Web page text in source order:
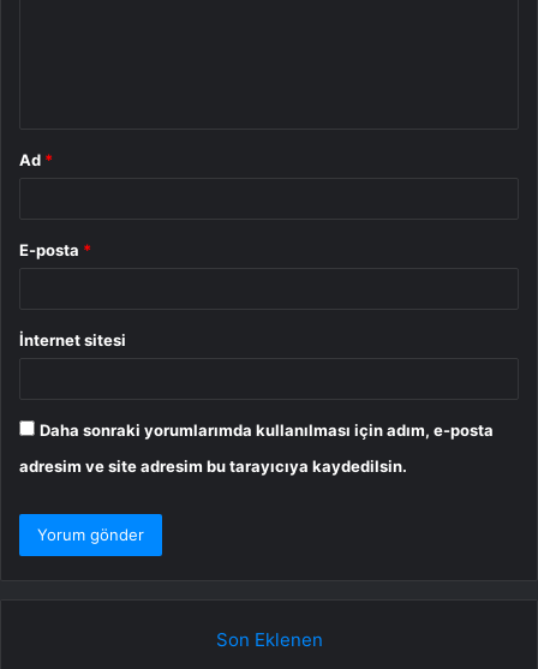
Ad *
E-posta *
İnternet sitesi
Daha sonraki yorumlarımda kullanılması için adım, e-posta
adresim ve site adresim bu tarayıcıya kaydedilsin.
Son Eklenen